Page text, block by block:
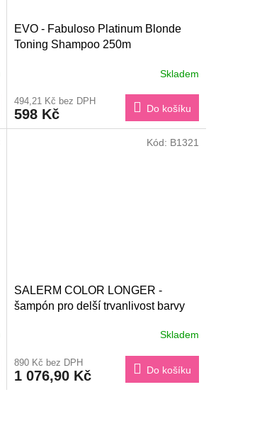
EVO - Fabuloso Platinum Blonde
Toning Shampoo 250m
Skladem
494,21 Kč bez DPH
598 Kč Do košíku
SALERM COLOR LONGER -
šampón pro delší trvanlivost barvy
Skladem
890 Kč bez DPH
1 076,90 Kč Do košíku
Kód: B1321